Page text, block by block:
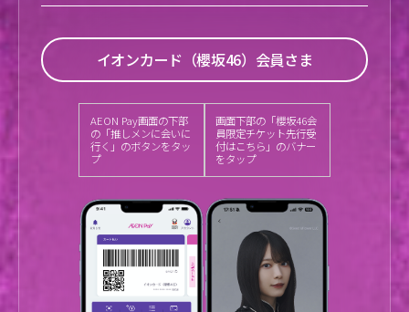
イオンカード（櫻坂46）会員さま
AEON Pay画面の下部
の「推しメンに会いに
行く」のボタンをタッ
プ
画面下部の「櫻坂46会
員限定チケット先行受
付はこちら」のバナー
をタップ